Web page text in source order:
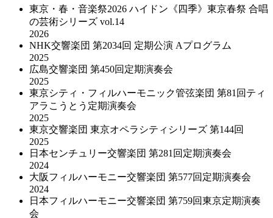
東京・春・音楽祭2026 ハイドン《四季》東京春祭 合唱
の芸術シリーズ vol.14
2026
NHK交響楽団 第2034回 定期公演 Aプログラム
2025
広島交響楽団 第450回定期演奏会
2025
東京シティ・フィルハーモニック管弦楽団 第81回ティ
アラこうとう定期演奏会
2025
東京交響楽団 東京オペラシティシリーズ 第144回
2025
日本センチュリー交響楽団 第281回定期演奏会
2024
大阪フィルハーモニー交響楽団 第577回定期演奏会
2024
日本フィルハーモニー交響楽団 第759回東京定期演奏
会